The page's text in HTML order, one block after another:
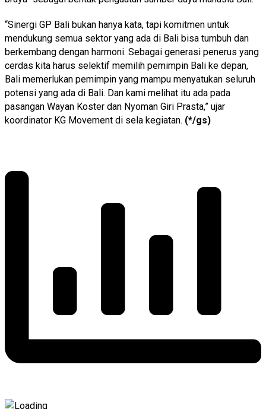
“Sinergi GP Bali bukan hanya kata, tapi komitmen untuk
mendukung semua sektor yang ada di Bali bisa tumbuh dan
berkembang dengan harmoni. Sebagai generasi penerus yang
cerdas kita harus selektif memilih pemimpin Bali ke depan,
Bali memerlukan pemimpin yang mampu menyatukan seluruh
potensi yang ada di Bali. Dan kami melihat itu ada pada
pasangan Wayan Koster dan Nyoman Giri Prasta,” ujar
koordinator KG Movement di sela kegiatan. (*/gs)